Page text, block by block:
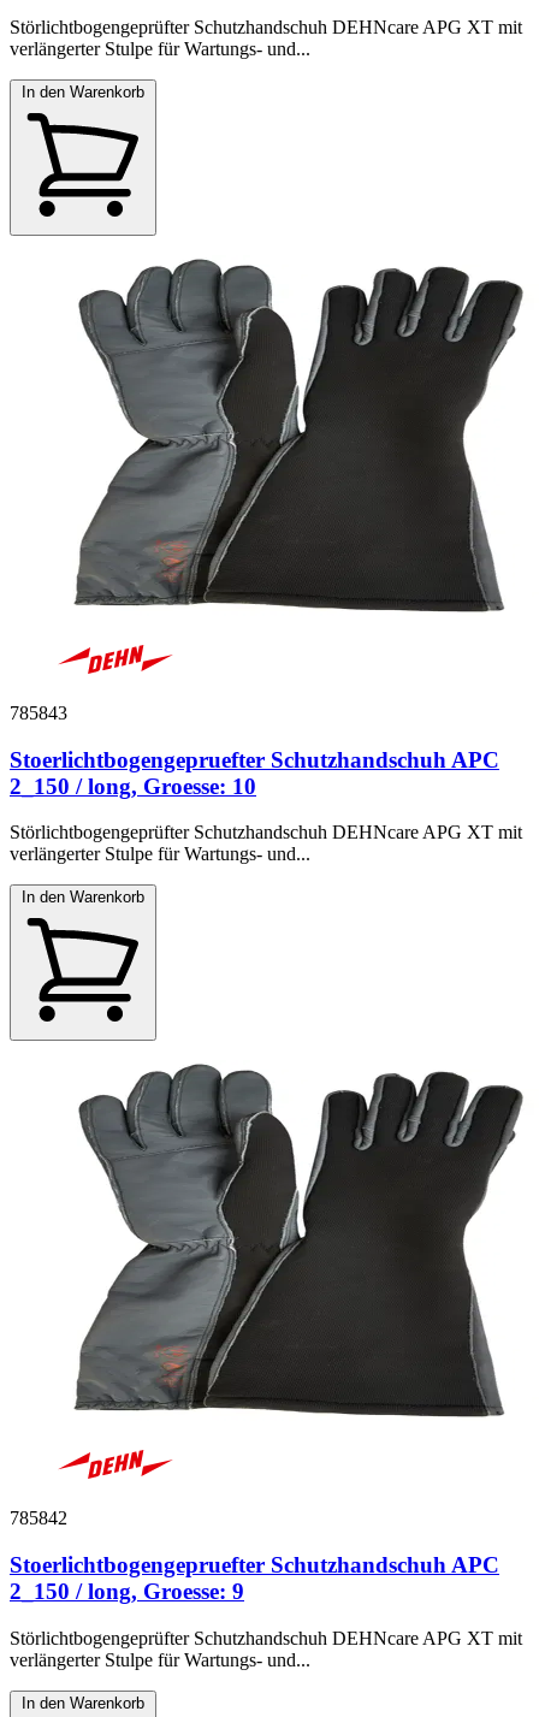
Störlichtbogengeprüfter Schutzhandschuh DEHNcare APG XT mit
verlängerter Stulpe für Wartungs- und...
In den Warenkorb
785843
Stoerlichtbogengepruefter Schutzhandschuh APC
2_150 / long, Groesse: 10
Störlichtbogengeprüfter Schutzhandschuh DEHNcare APG XT mit
verlängerter Stulpe für Wartungs- und...
In den Warenkorb
785842
Stoerlichtbogengepruefter Schutzhandschuh APC
2_150 / long, Groesse: 9
Störlichtbogengeprüfter Schutzhandschuh DEHNcare APG XT mit
verlängerter Stulpe für Wartungs- und...
In den Warenkorb